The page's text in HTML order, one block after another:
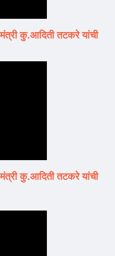
कु.आदिती तटकरे यांची
कु.आदिती तटकरे यांची